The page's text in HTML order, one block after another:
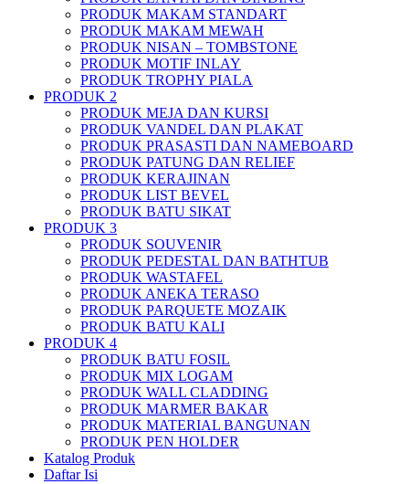
PRODUK MAKAM STANDART
PRODUK MAKAM MEWAH
PRODUK NISAN – TOMBSTONE
PRODUK MOTIF INLAY
PRODUK TROPHY PIALA
PRODUK 2
PRODUK MEJA DAN KURSI
PRODUK VANDEL DAN PLAKAT
PRODUK PRASASTI DAN NAMEBOARD
PRODUK PATUNG DAN RELIEF
PRODUK KERAJINAN
PRODUK LIST BEVEL
PRODUK BATU SIKAT
PRODUK 3
PRODUK SOUVENIR
PRODUK PEDESTAL DAN BATHTUB
PRODUK WASTAFEL
PRODUK ANEKA TERASO
PRODUK PARQUETE MOZAIK
PRODUK BATU KALI
PRODUK 4
PRODUK BATU FOSIL
PRODUK MIX LOGAM
PRODUK WALL CLADDING
PRODUK MARMER BAKAR
PRODUK MATERIAL BANGUNAN
PRODUK PEN HOLDER
Katalog Produk
Daftar Isi